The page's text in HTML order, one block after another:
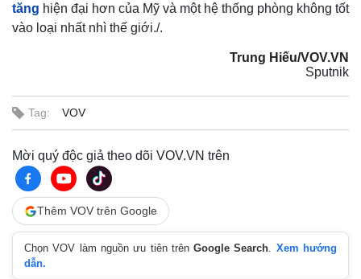
Cuộc sống đó đây
Hồ sơ
Multimedia
Ảnh
Infographic
tăng hiện đại hơn của Mỹ và một hệ thống phòng không tốt
vào loại nhất nhì thế giới./.
Trung Hiếu/VOV.VN
Sputnik
Tag: VOV
Mời quý độc giả theo dõi VOV.VN trên
Thêm VOV trên Google
Chọn VOV làm nguồn ưu tiên trênGoogle Search. Xem hướng
dẫn.